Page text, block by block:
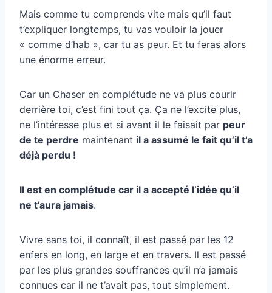
Mais comme tu comprends vite mais qu’il faut
t’expliquer longtemps, tu vas vouloir la jouer
« comme d’hab », car tu as peur. Et tu feras alors
une énorme erreur.
Car un Chaser en complétude ne va plus courir
derrière toi, c’est fini tout ça. Ça ne l’excite plus,
ne l’intéresse plus et si avant il le faisait par peur
de te perdre maintenant il a assumé le fait qu’il t’a
déjà perdu !
Il est en complétude car il a accepté l’idée qu’il
ne t’aura jamais.
Vivre sans toi, il connaît, il est passé par les 12
enfers en long, en large et en travers. Il est passé
par les plus grandes souffrances qu’il n’a jamais
connues car il ne t’avait pas, tout simplement.